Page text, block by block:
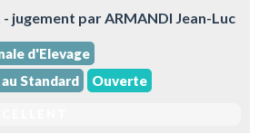
jugement par ARMANDI Jean-Luc
d'Elevage
Standard
Ouverte